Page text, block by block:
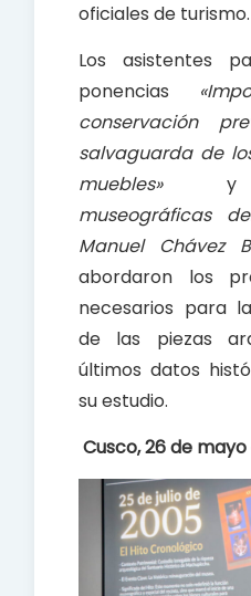
oficiales de turismo.
Los asistentes
ponencias
conservación
salvaguarda de
muebles»
museográficas
Manuel Chávez
abordaron los
necesarios para
de las piezas
últimos datos
su estudio.
Cusco, 26 de